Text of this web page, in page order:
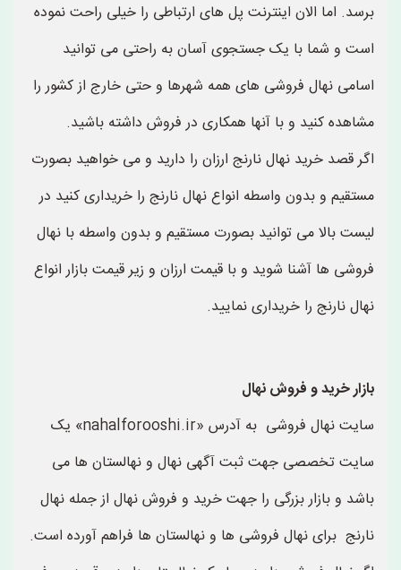
برسد. اما الان اینترنت پل های ارتباطی را خیلی راحت نموده
است و شما با یک جستجوی آسان به راحتی می توانید
اسامی نهال فروشی های همه شهرها و حتی خارج از کشور را
مشاهده کنید و با آنها همکاری در فروش داشته باشید.
اگر قصد خرید نهال نارنج ارزان را دارید و می خواهید بصورت
مستقیم و بدون واسطه انواع نهال نارنج را خریداری کنید در
لیست بالا می توانید بصورت مستقیم و بدون واسطه با نهال
فروشی ها آشنا شوید و با قیمت ارزان و زیر قیمت بازار انواع
نهال نارنج را خریداری نمایید.
بازار خرید و فروش نهال
سایت نهال فروشی به آدرس «nahalforooshi.ir» یک
سایت تخصصی جهت ثبت آگهی نهال و نهالستان ها می
باشد و بازار بزرگی را جهت خرید و فروش نهال از جمله نهال
نارنج برای نهال فروشی ها و نهالستان ها فراهم آورده است.